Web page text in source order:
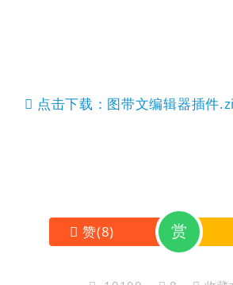
点击下载：图带文编辑器插件
赞(8) 赏